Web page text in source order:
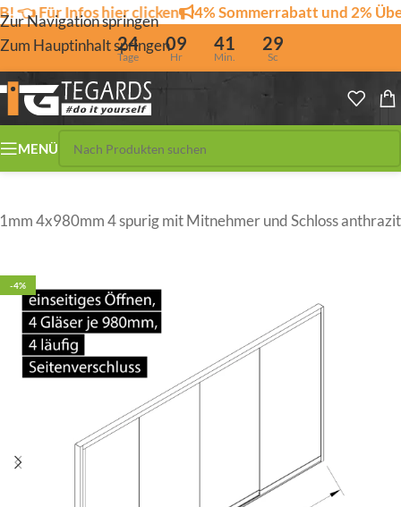
Zur Navigation springen
Zum Hauptinhalt springen
Infos hier clicken 4% Sommerrabatt und 2%
24
Tage
09
Hr
41
Min.
28
Sc
MENÜ
4x980mm 4 spurig mit Mitnehmer und Schloss anthrazit
-4%